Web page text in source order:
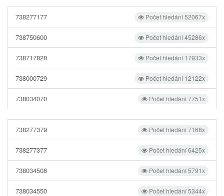
Počet hledání 52067x
738277177
Počet hledání 45286x
738750600
Počet hledání 17933x
738717828
Počet hledání 12122x
738000729
Počet hledání 7751x
738034070
Počet hledání 7168x
738277379
Počet hledání 6425x
738277377
Počet hledání 5791x
738034508
Počet hledání 5344x
738034550